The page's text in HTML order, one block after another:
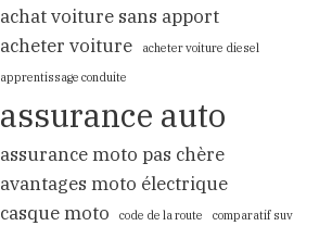
achat voiture sans apport
acheter voiture
acheter voiture diesel
apprentissage conduite
assurance auto
assurance moto pas chère
avantages moto électrique
casque moto
code de la route
comparatif suv